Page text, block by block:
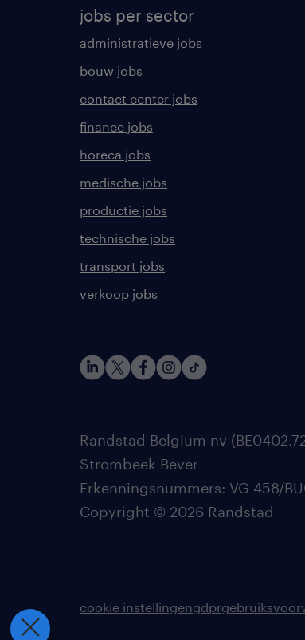
jobs per sector
administratieve jobs
bouw jobs
contact center jobs
finance jobs
horeca jobs
medische jobs
productie jobs
technische jobs
transport jobs
verkoop jobs
Randstad Belgium nv
Strombeek-Bever
Erkenningsnummers: VG 458/
Copyright © 2026 Randstad
cookie instellingengdpr